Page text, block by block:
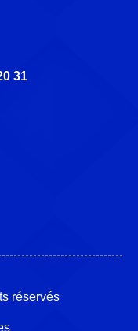
31
réservés